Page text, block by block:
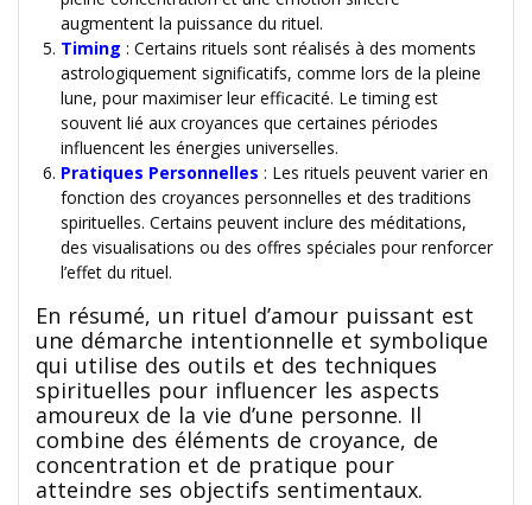
augmentent la puissance du rituel.
Timing : Certains rituels sont réalisés à des moments
astrologiquement significatifs, comme lors de la pleine
lune, pour maximiser leur efficacité. Le timing est
souvent lié aux croyances que certaines périodes
influencent les énergies universelles.
Pratiques Personnelles : Les rituels peuvent varier en
fonction des croyances personnelles et des traditions
spirituelles. Certains peuvent inclure des méditations,
des visualisations ou des offres spéciales pour renforcer
l’effet du rituel.
En résumé, un rituel d’amour puissant est
une démarche intentionnelle et symbolique
qui utilise des outils et des techniques
spirituelles pour influencer les aspects
amoureux de la vie d’une personne. Il
combine des éléments de croyance, de
concentration et de pratique pour
atteindre ses objectifs sentimentaux.